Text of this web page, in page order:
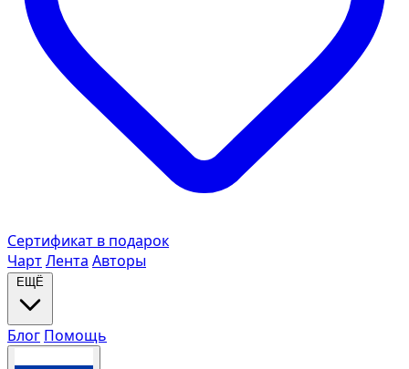
Сертификат в подарок
ЧартЛента Авторы
ЕЩЁ
Блог Помощь